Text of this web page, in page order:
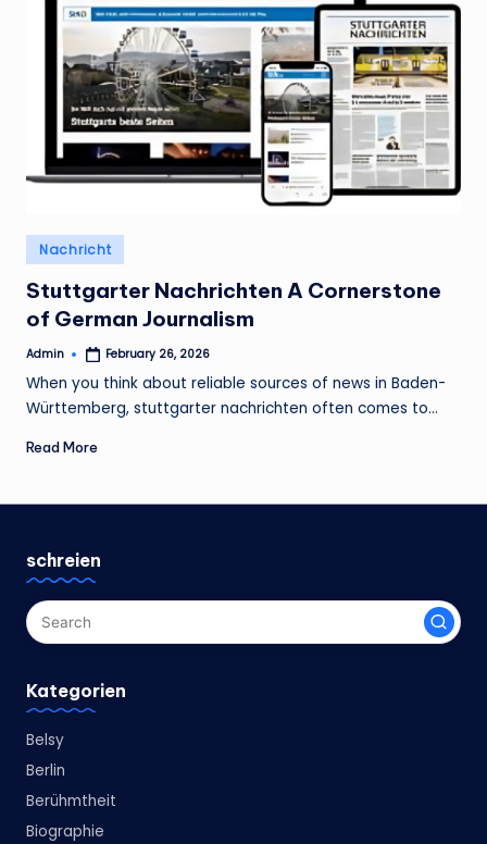
Posted
in
Nachricht
Stuttgarter Nachrichten A Cornerstone
of German Journalism
Posted
Admin February 26, 2026
When you think about reliable sources of news in Baden-
Württemberg, stuttgarter nachrichten often comes to…
Read More
schreien
Kategorien
Belsy
Berlin
Berühmtheit
Biographie